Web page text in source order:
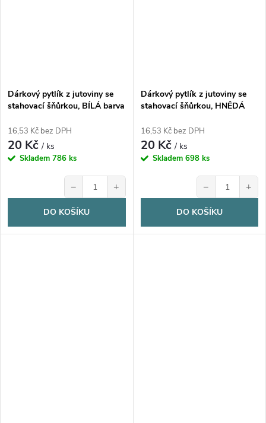
Dárkový pytlík z jutoviny se
stahovací šňůrkou, BÍLÁ barva
16,53 Kč bez DPH
20 Kč/ ks
Skladem 786 ks
− +
DO KOŠÍKU
Dárkový pytlík z jutoviny se
stahovací šňůrkou, HNĚDÁ
16,53 Kč bez DPH
20 Kč/ ks
Skladem 698 ks
− +
DO KOŠÍKU